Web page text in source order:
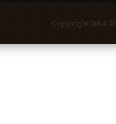
Copyright 2014